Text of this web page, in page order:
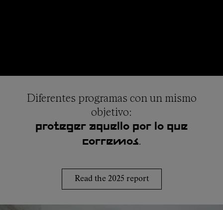
Diferentes programas con un mismo
objetivo:
proteger aquello por lo que
corremos.
Read the 2025 report